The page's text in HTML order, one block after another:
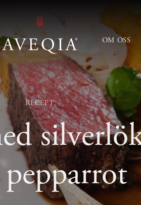
OM OSS
RECEPT